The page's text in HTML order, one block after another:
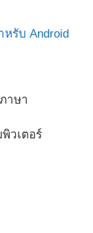
หรับ Android
าษา
วเตอร์